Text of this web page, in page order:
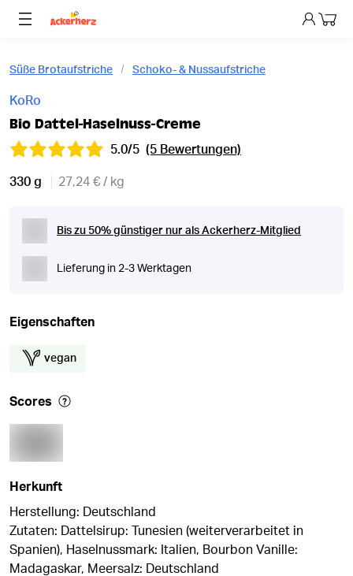
Dein
Süße Brotaufstriche Schoko- & Nussaufstriche
KoRo
Bio Dattel-Haselnuss-Creme
5.0/5 (5 Bewertungen)
330 g 27,24 € / kg
Bis zu 50% günstiger nur als Ackerherz-Mitglied
Lieferung in 2-3 Werktagen
Eigenschaften
vegan
Scores
Herkunft
Herstellung: Deutschland
Zutaten: Dattelsirup: Tunesien (weiterverarbeitet in
Spanien), Haselnussmark: Italien, Bourbon Vanille:
Madagaskar, Meersalz: Deutschland